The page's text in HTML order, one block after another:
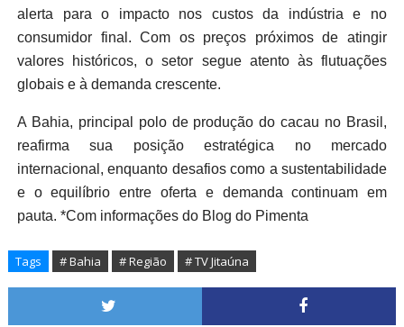
alerta para o impacto nos custos da indústria e no
consumidor final. Com os preços próximos de atingir
valores históricos, o setor segue atento às flutuações
globais e à demanda crescente.
A Bahia, principal polo de produção do cacau no Brasil,
reafirma sua posição estratégica no mercado
internacional, enquanto desafios como a sustentabilidade
e o equilíbrio entre oferta e demanda continuam em
pauta. *Com informações do Blog do Pimenta
Tags # Bahia # Região # TV Jitaúna